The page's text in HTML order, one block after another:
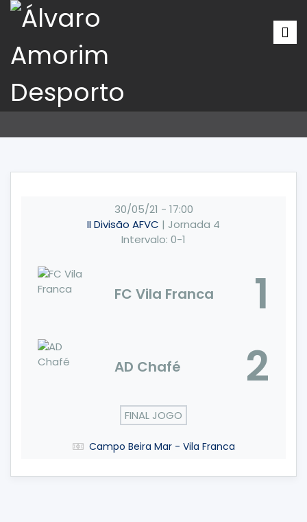
30/05/21 - 17:00
II Divisão AFVC | Jornada 4
Intervalo: 0-1
FC Vila Franca 1
AD Chafé 2
FINAL JOGO
Campo Beira Mar - Vila Franca